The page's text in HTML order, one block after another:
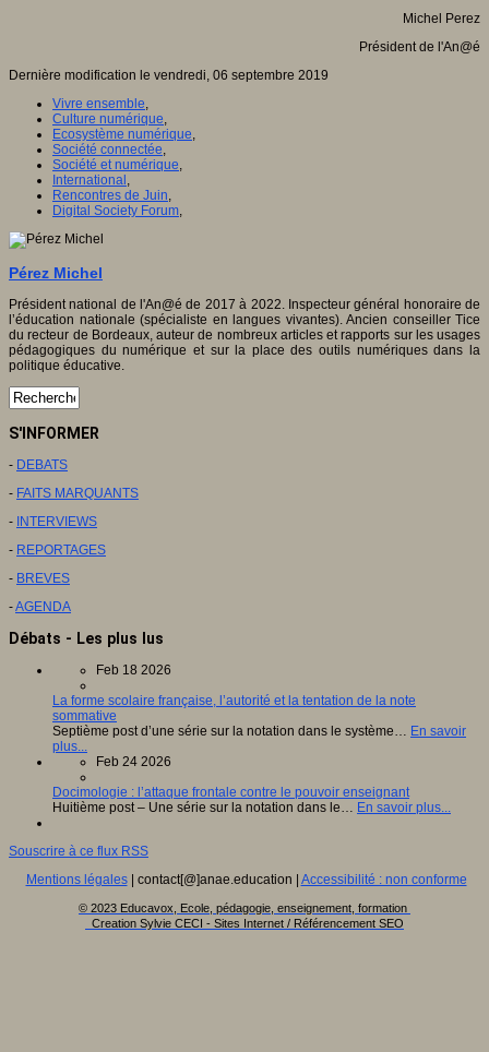
Michel Perez
Président de l'An@é
Dernière modification le vendredi, 06 septembre 2019
Vivre ensemble,
Culture numérique,
Ecosystème numérique,
Société connectée,
Société et numérique,
International ,
Rencontres de Juin,
Digital Society Forum,
Pérez Michel
Président national de l'An@é de 2017 à 2022. Inspecteur général honoraire de
l’éducation nationale (spécialiste en langues vivantes). Ancien conseiller Tice
du recteur de Bordeaux, auteur de nombreux articles et rapports sur les usages
pédagogiques du numérique et sur la place des outils numériques dans la
politique éducative.
S'INFORMER
- DEBATS
- FAITS MARQUANTS
- INTERVIEWS
- REPORTAGES
- BREVES
-AGENDA
Débats - Les plus lus
Feb 18 2026
La forme scolaire française, l’autorité et la tentation de la note
sommative
Septième post d’une série sur la notation dans le système… En savoir
plus...
Feb 24 2026
Docimologie : l’attaque frontale contre le pouvoir enseignant
Huitième post – Une série sur la notation dans le… En savoir plus...
Souscrire à ce flux RSS
Mentions légales| contact[@]anae.education | Accessibilité : non conforme
© 2023 Educavox, Ecole, pédagogie, enseignement, formation
Creation Sylvie CECI - Sites Internet / Référencement SEO